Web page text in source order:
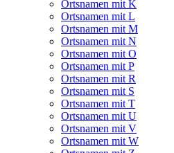
Ortsnamen mit K
Ortsnamen mit L
Ortsnamen mit M
Ortsnamen mit N
Ortsnamen mit O
Ortsnamen mit P
Ortsnamen mit R
Ortsnamen mit S
Ortsnamen mit T
Ortsnamen mit U
Ortsnamen mit V
Ortsnamen mit W